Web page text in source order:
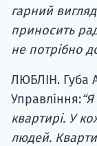
гарний
приносить
не потрібно
ЛЮБЛІН. Губа
Управління:
квартирі. У
людей.